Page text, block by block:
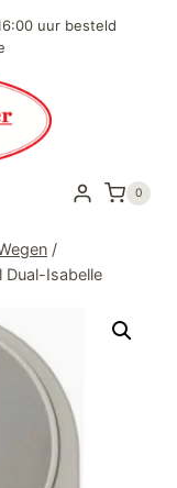
uur besteld
0
/
Dual-Isabelle